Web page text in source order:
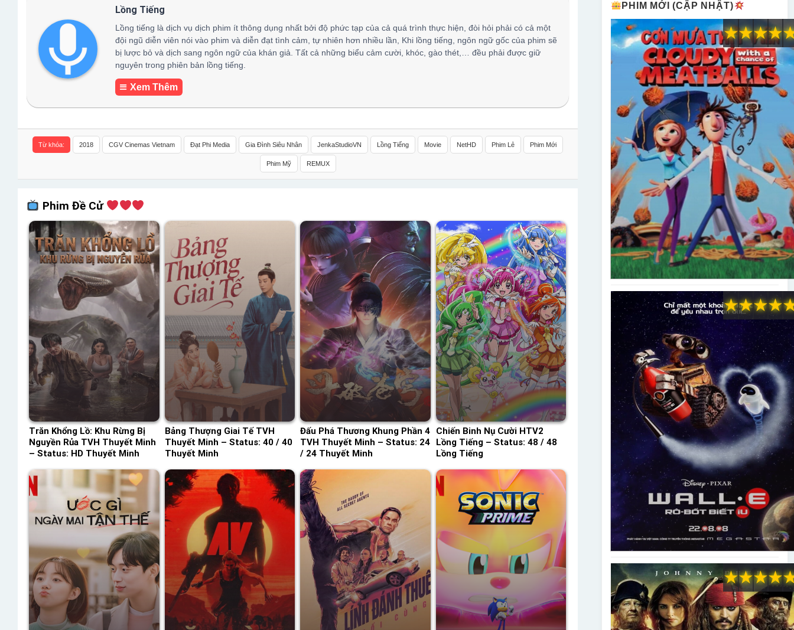
Lồng Tiếng
Lồng tiếng là dịch vụ dịch phim ít thông dụng nhất bởi độ phức tạp của cả quá trình thực hiện, đòi hỏi phải có cả một
đội ngũ diễn viên nói vào phim và diễn đạt tình cảm, tự nhiên hơn nhiều lần, Khi lồng tiếng, ngôn ngữ gốc của phim sẽ
bị lược bỏ và dịch sang ngôn ngữ của khán giả. Tất cả những biểu cảm cười, khóc, gào thét,… đều phải được giữ
nguyên trong phiên bản lồng tiếng.
Xem Thêm
Từ khóa: 2018 CGV Cinemas Vietnam Đạt Phi Media Gia Đình Siêu Nhân JenkaStudioVN Lồng Tiếng Movie NetHD Phim Lẻ Phim Mới
Phim Mỹ REMUX
Phim Đề Cử
Trăn Khổng Lồ: Khu Rừng Bị
Nguyền Rủa TVH Thuyết Minh
– Status: HD Thuyết Minh
Bảng Thượng Giai Tế TVH
Thuyết Minh – Status: 40 / 40
Thuyết Minh
Đấu Phá Thương Khung Phần 4
TVH Thuyết Minh – Status: 24
/ 24 Thuyết Minh
Chiến Binh Nụ Cười HTV2
Lồng Tiếng – Status: 48 / 48
Lồng Tiếng
PHIM MỚI (CẬP NHẬT)
★
★
★
★
★
★
★
★
★
★
★
★